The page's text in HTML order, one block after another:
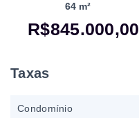
64 m²
R$845.000,00
Taxas
Condomínio